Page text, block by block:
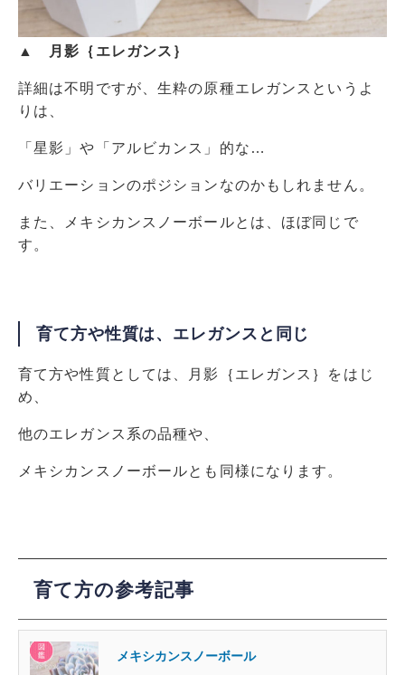
▲ 月影｛エレガンス｝
詳細は不明ですが、生粋の原種エレガンスというよ
りは、
「星影」や「アルビカンス」的な…
バリエーションのポジションなのかもしれません。
また、メキシカンスノーボールとは、ほぼ同じで
す。
育て方や性質は、エレガンスと同じ
育て方や性質としては、月影｛エレガンス｝をはじ
め、
他のエレガンス系の品種や、
メキシカンスノーボールとも同様になります。
育て方の参考記事
メキシカンスノーボール